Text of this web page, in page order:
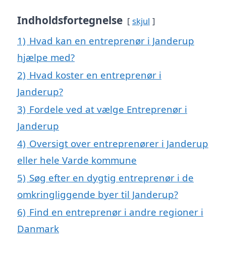
Indholdsfortegnelse skjul
1) Hvad kan en entreprenør i Janderup
hjælpe med?
2) Hvad koster en entreprenør i
Janderup?
3) Fordele ved at vælge Entreprenør i
Janderup
4) Oversigt over entreprenører i Janderup
eller hele Varde kommune
5) Søg efter en dygtig entreprenør i de
omkringliggende byer til Janderup?
6) Find en entreprenør i andre regioner i
Danmark